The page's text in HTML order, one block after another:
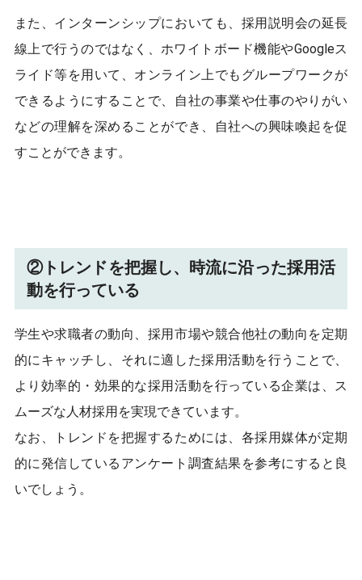
また、インターンシップにおいても、採用説明会の延長
線上で行うのではなく、ホワイトボード機能やGoogleス
ライド等を用いて、オンライン上でもグループワークが
できるようにすることで、自社の事業や仕事のやりがい
などの理解を深めることができ、自社への興味喚起を促
すことができます。
②トレンドを把握し、時流に沿った採用活
動を行っている
学生や求職者の動向、採用市場や競合他社の動向を定期
的にキャッチし、それに適した採用活動を行うことで、
より効率的・効果的な採用活動を行っている企業は、ス
ムーズな人材採用を実現できています。
なお、トレンドを把握するためには、各採用媒体が定期
的に発信しているアンケート調査結果を参考にすると良
いでしょう。